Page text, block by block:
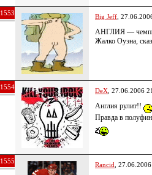
1553 Big Jeff ,
АНГЛИЯ —
Жалко Оуэна,
1554 DeX , 27.06.2006
Англия рулит!!
Правда в
1555 Rancid ,